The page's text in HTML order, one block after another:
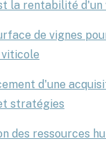
la rentabilité d'un
de vignes
viticole
d'une
stratégies
des ressources